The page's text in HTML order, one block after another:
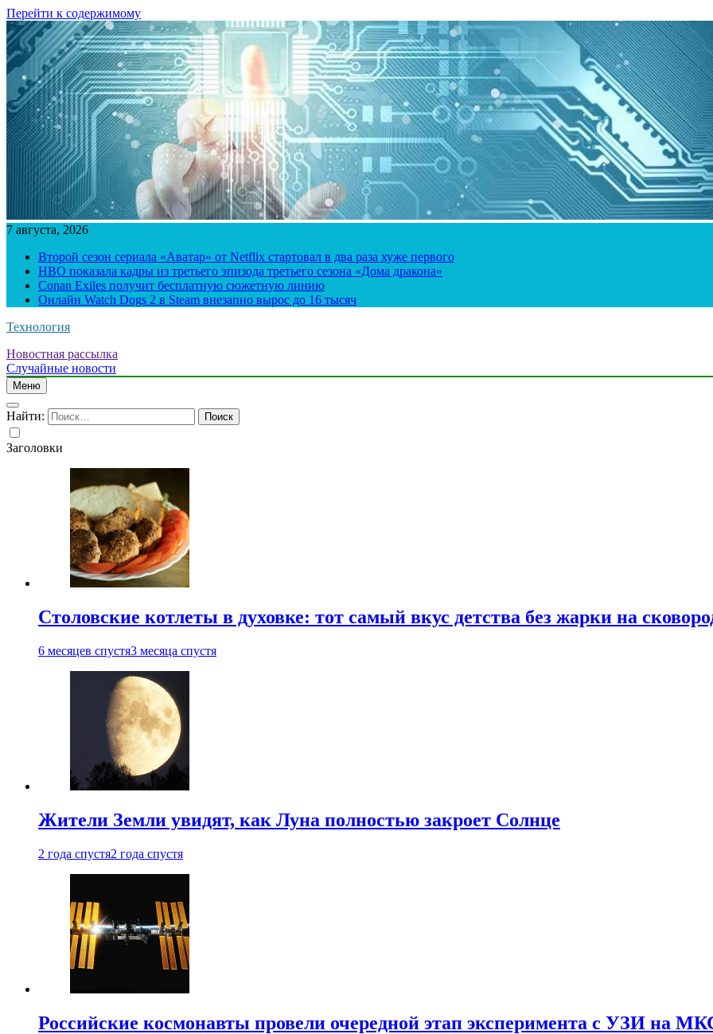
Перейти к содержимому
7 августа, 2026
Второй сезон сериала «Аватар» от Netflix стартовал в два раза хуже первого
HBO показала кадры из третьего эпизода третьего сезона «Дома дракона»
Conan Exiles получит бесплатную сюжетную линию
Онлайн Watch Dogs 2 в Steam внезапно вырос до 16 тысяч
Технология
Новостная рассылка
Случайные новости
Меню
Найти:
Заголовки
Столовские котлеты в духовке: тот самый вкус детства без жарки на
6 месяцев спустя3 месяца спустя
Жители Земли увидят, как Луна полностью закроет Солнце
2 года спустя2 года спустя
Российские космонавты провели очередной этап эксперимента с УЗИ на